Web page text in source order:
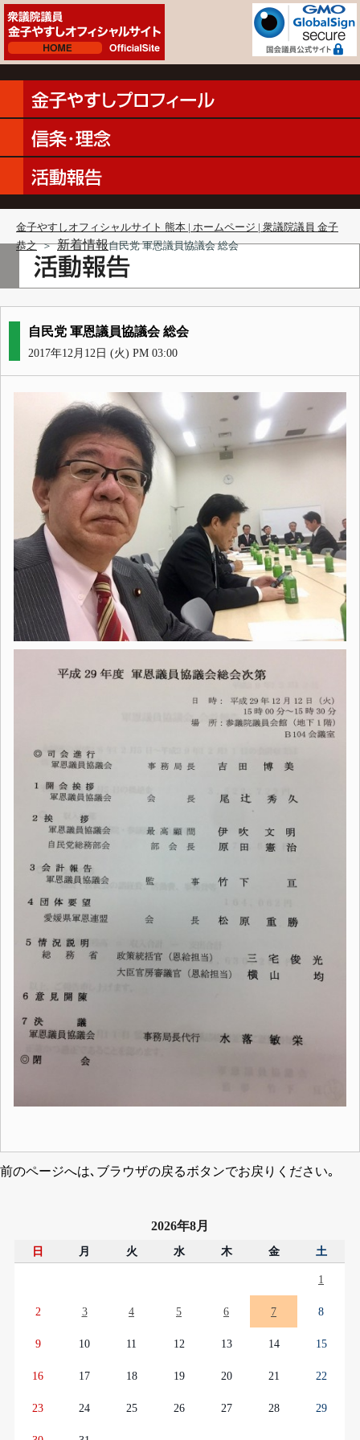
金子やすしオフィシャルサイト 熊本 | ホームページ | 衆議院議員 金子
恭之 ＞ 新着情報自民党 軍恩議員協議会 総会
自民党 軍恩議員協議会 総会
2017年12月12日 (火) PM 03:00
前のページへは､ブラウザの戻るボタンでお戻りください｡
2026年8月
日 月 火 水 木 金 土
1
2 3 4 5 6 7 8
9 10 11 12 13 14 15
16 17 18 19 20 21 22
23 24 25 26 27 28 29